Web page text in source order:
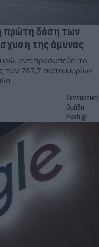
πρώτη δόση των
της άμυνας
αντιπροσωπεύει το
των 787,7 εκατομμυρίων
Συντακτική
Ομάδα
Flash.gr